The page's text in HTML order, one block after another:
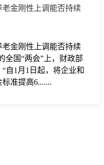
老金刚性上调能否持续
老金刚性上调能否持续
全国“两会”上，财政部
自1月1日起，将企业和
准提高6.......